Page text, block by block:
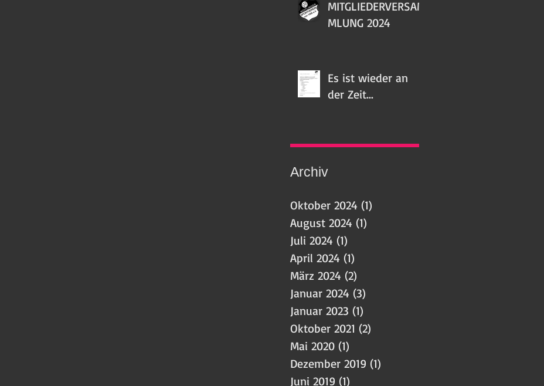
MITGLIEDERVERSAM
MLUNG 2024
Es ist wieder an
der Zeit...
Archiv
Oktober 2024 (1)
August 2024 (1)
Juli 2024 (1)
April 2024 (1)
März 2024 (2)
Januar 2024 (3)
Januar 2023 (1)
Oktober 2021 (2)
Mai 2020 (1)
Dezember 2019 (1)
Juni 2019 (1)